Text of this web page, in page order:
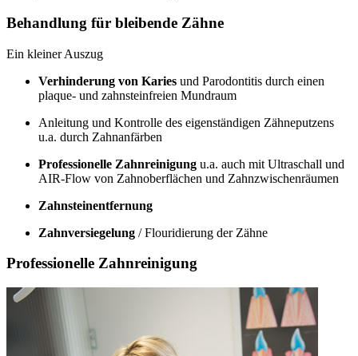
Behandlung für bleibende Zähne
Ein kleiner Auszug
Verhinderung von Karies und Parodontitis durch einen
plaque- und zahnsteinfreien Mundraum
Anleitung und Kontrolle des eigenständigen Zähneputzens
u.a. durch Zahnanfärben
Professionelle Zahnreinigung u.a. auch mit Ultraschall und
AIR-Flow von Zahnoberflächen und Zahnzwischenräumen
Zahnsteinentfernung
Zahnversiegelung / Flouridierung der Zähne
Professionelle Zahnreinigung